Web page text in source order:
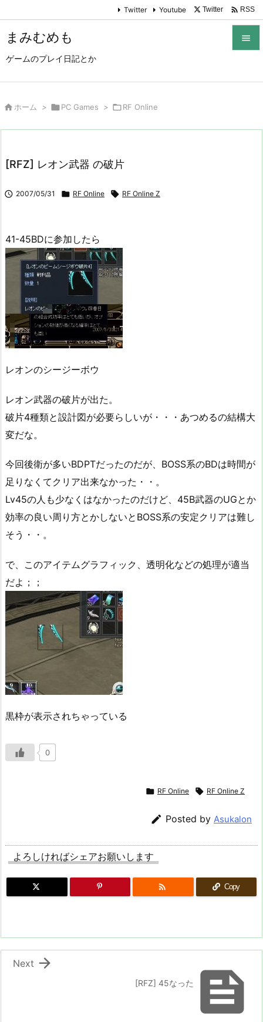
まみむめも
ゲームのプレイ日記とか

Twitter Youtube Twitter  RSS
 ホーム > PC Games > RF Online
[RFZ] レオン武器 の破片
 2007/05/31  RF Online  RF Online Z
41-45BDに参加したら
レオンのシージーボウ
レオン武器の破片が出た。
破片4種類と設計図が必要らしいが・・・あつめるの結構大
変だな。
今回後衛が多いBDPTだったのだが、BOSS系のBDは時間が
足りなくてクリア出来なかった・・。
Lv45の人も少なくはなかったのだけど、45B武器のUGとか
効率の良い周り方とかしないとBOSS系の安定クリアは難し
そう・・。
で、このアイテムグラフィック、透明化などの処理が適当
だよ；；
黒枠が表示されちゃっている
0
 RF Online  RF Online Z
 Posted by Asukalon
よろしければシェアお願いします
 Copy

[RFZ] 45なった

Next